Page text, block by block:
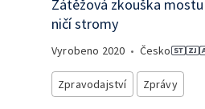
Zátěžová zkouška
ničí stromy
Vyrobeno 2020 • Česko
Zpravodajství Zprávy